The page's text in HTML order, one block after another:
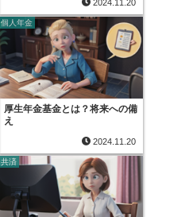
2024.11.20
個人年金
厚生年金基金とは？将来への備
え
2024.11.20
共済